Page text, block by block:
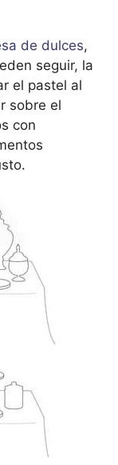
de dulces,
seguir, la
el pastel al
sobre el
con